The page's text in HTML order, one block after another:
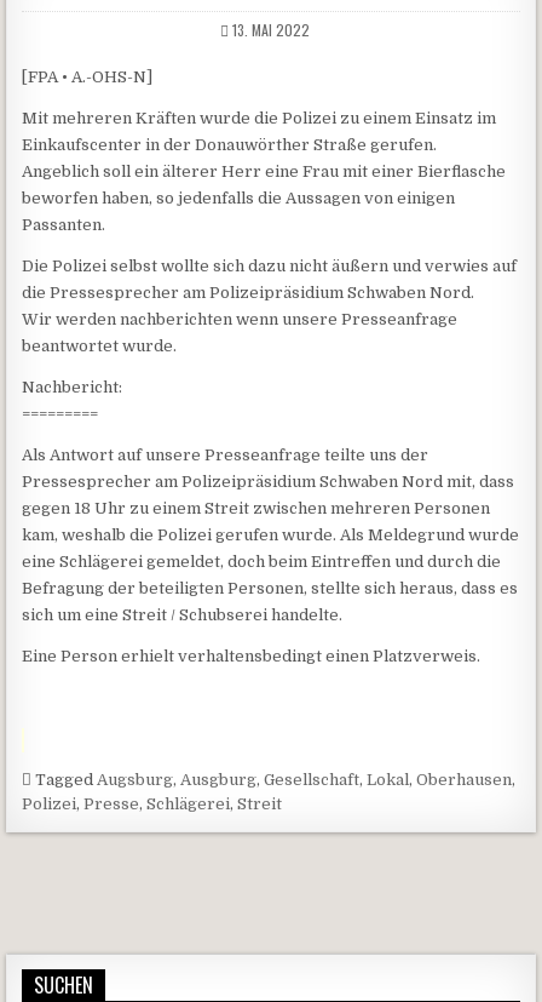
13. MAI 2022
[FPA • A.-OHS-N]
Mit mehreren Kräften wurde die Polizei zu einem Einsatz im
Einkaufscenter in der Donauwörther Straße gerufen.
Angeblich soll ein älterer Herr eine Frau mit einer Bierflasche
beworfen haben, so jedenfalls die Aussagen von einigen
Passanten.
Die Polizei selbst wollte sich dazu nicht äußern und verwies auf
die Pressesprecher am Polizeipräsidium Schwaben Nord.
Wir werden nachberichten wenn unsere Presseanfrage
beantwortet wurde.
Nachbericht:
=========
Als Antwort auf unsere Presseanfrage teilte uns der
Pressesprecher am Polizeipräsidium Schwaben Nord mit, dass
gegen 18 Uhr zu einem Streit zwischen mehreren Personen
kam, weshalb die Polizei gerufen wurde. Als Meldegrund wurde
eine Schlägerei gemeldet, doch beim Eintreffen und durch die
Befragung der beteiligten Personen, stellte sich heraus, dass es
sich um eine Streit / Schubserei handelte.
Eine Person erhielt verhaltensbedingt einen Platzverweis.
Tagged Augsburg, Ausgburg, Gesellschaft, Lokal, Oberhausen,
Polizei, Presse, Schlägerei, Streit
SUCHEN